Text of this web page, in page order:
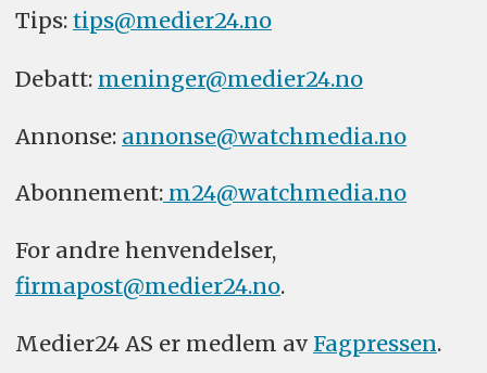
Tips: tips@medier24.no
Debatt: meninger@medier24.no
Annonse: annonse@watchmedia.no
Abonnement:m24@watchmedia.no
For andre henvendelser,
firmapost@medier24.no.
Medier24 AS er medlem av Fagpressen.